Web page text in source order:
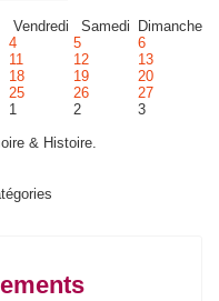
Vendredi Samedi
Dimanche
4 5
6
11 12
13
18 19
20
25 26
27
1 2
3
& Histoire.